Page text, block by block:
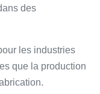
des
les industries
que la production